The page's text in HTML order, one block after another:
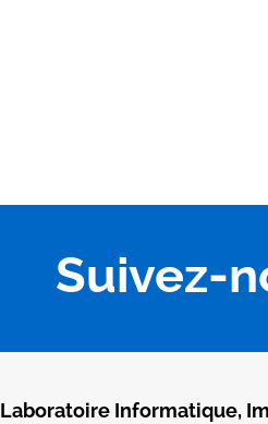
Suivez-
Laboratoire Informatique,